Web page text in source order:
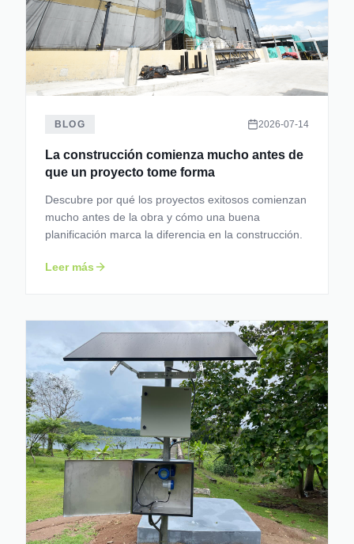
BLOG 2026-07-14
La construcción comienza mucho antes de
que un proyecto tome forma
Descubre por qué los proyectos exitosos comienzan
mucho antes de la obra y cómo una buena
planificación marca la diferencia en la construcción.
Leer más